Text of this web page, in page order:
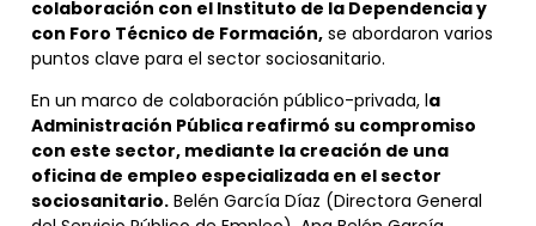
colaboración con el Instituto de la Dependencia y
con Foro Técnico de Formación, se abordaron varios
puntos clave para el sector sociosanitario.
En un marco de colaboración público-privada, la
Administración Pública reafirmó su compromiso
con este sector, mediante la creación de una
oficina de empleo especializada en el sector
sociosanitario. Belén García Díaz (Directora General